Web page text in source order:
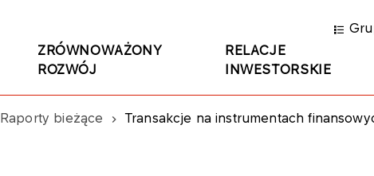
ZRÓWNOWAŻONY
ROZWÓJ
RELACJE
INWESTORSKIE
Raporty bieżące Transakcje na instrumentach finansowych PKN ORLEN S.A.